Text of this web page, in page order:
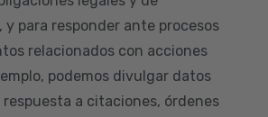
para responder ante procesos
relacionados con acciones
podemos divulgar datos
respuesta a citaciones, órdenes